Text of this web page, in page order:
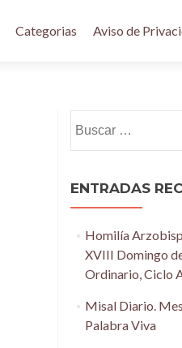
Categorias Aviso de
ENTRADAS
Homilía
XVIII Domingo
Ordinario, Ciclo
Misal Diario.
Palabra Viva